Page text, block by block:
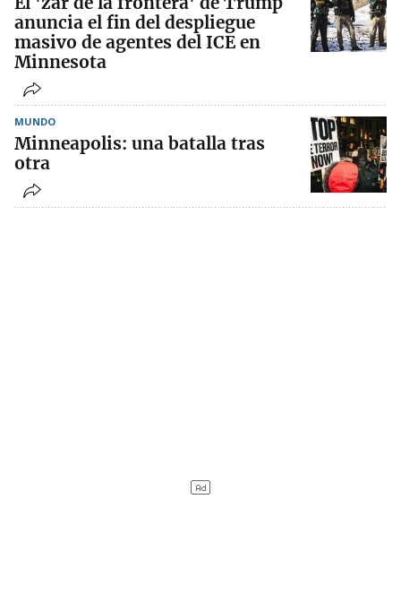
anuncia el fin del despliegue
masivo de agentes del ICE en
Minnesota
MUNDO
Minneapolis: una batalla tras
otra